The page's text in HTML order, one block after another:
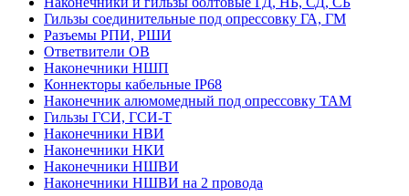
Гильзы соединительные под опрессовку ГА, ГМ
Разъемы РПИ, РШИ
Ответвители ОВ
Наконечники НШП
Коннекторы кабельные IP68
Наконечник алюмомедный под опрессовку ТАМ
Гильзы ГСИ, ГСИ-Т
Наконечники НВИ
Наконечники НКИ
Наконечники НШВИ
Наконечники НШВИ на 2 провода